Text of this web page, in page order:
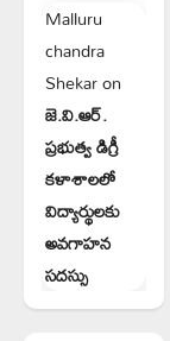
Malluru
chandra
Shekaron
జె.వి.ఆర్.
ప్రభుత్వ డిగ్రీ
కళాశాలలో
విద్యార్థులకు
అవగాహన
సదస్సు